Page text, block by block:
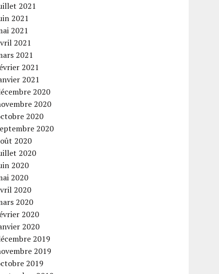
2021
2021
2021
2021
2021
2021
2021
2020
2020
2020
2020
2020
2020
2020
2020
2020
2020
2020
2020
2019
2019
2019